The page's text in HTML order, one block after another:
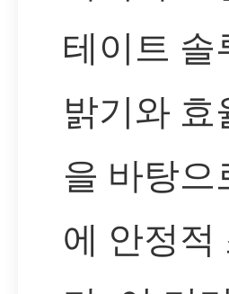
테이트
밝기와
을 바탕
에 안정